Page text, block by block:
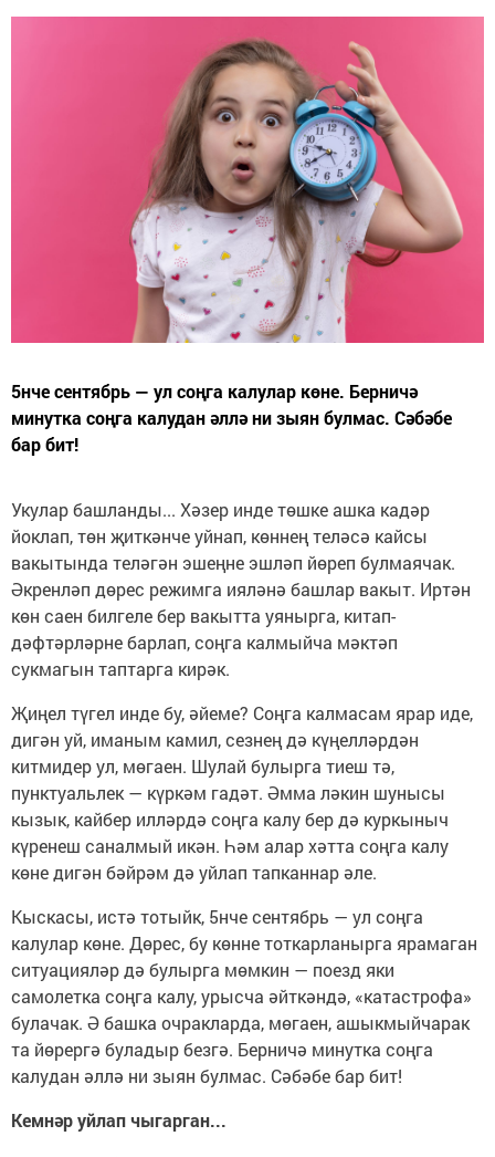
5нче сентябрь — ул соңга калулар көне. Берничә
минутка соңга калудан әллә ни зыян булмас. Сәбәбе
бар бит!
Укулар башланды... Хәзер инде төшке ашка кадәр
йоклап, төн җиткәнче уйнап, көннең теләсә кайсы
вакытында теләгән эшеңне эшләп йөреп булмаячак.
Әкренләп дөрес режимга ияләнә башлар вакыт. Иртән
көн саен билгеле бер вакытта уянырга, китап-
дәфтәрләрне барлап, соңга калмыйча мәктәп
сукмагын таптарга кирәк.
Җиңел түгел инде бу, әйеме? Соңга калмасам ярар иде,
дигән уй, иманым камил, сезнең дә күңелләрдән
китмидер ул, мөгаен. Шулай булырга тиеш тә,
пунктуальлек — күркәм гадәт. Әмма ләкин шунысы
кызык, кайбер илләрдә соңга калу бер дә куркыныч
күренеш саналмый икән. Һәм алар хәтта соңга калу
көне дигән бәйрәм дә уйлап тапканнар әле.
Кыскасы, истә тотыйк, 5нче сентябрь — ул соңга
калулар көне. Дөрес, бу көнне тоткарланырга ярамаган
ситуацияләр дә булырга мөмкин — поезд яки
самолетка соңга калу, урысча әйткәндә, «катастрофа»
булачак. Ә башка очракларда, мөгаен, ашыкмыйчарак
та йөрергә буладыр безгә. Берничә минутка соңга
калудан әллә ни зыян булмас. Сәбәбе бар бит!
Кемнәр уйлап чыгарган...